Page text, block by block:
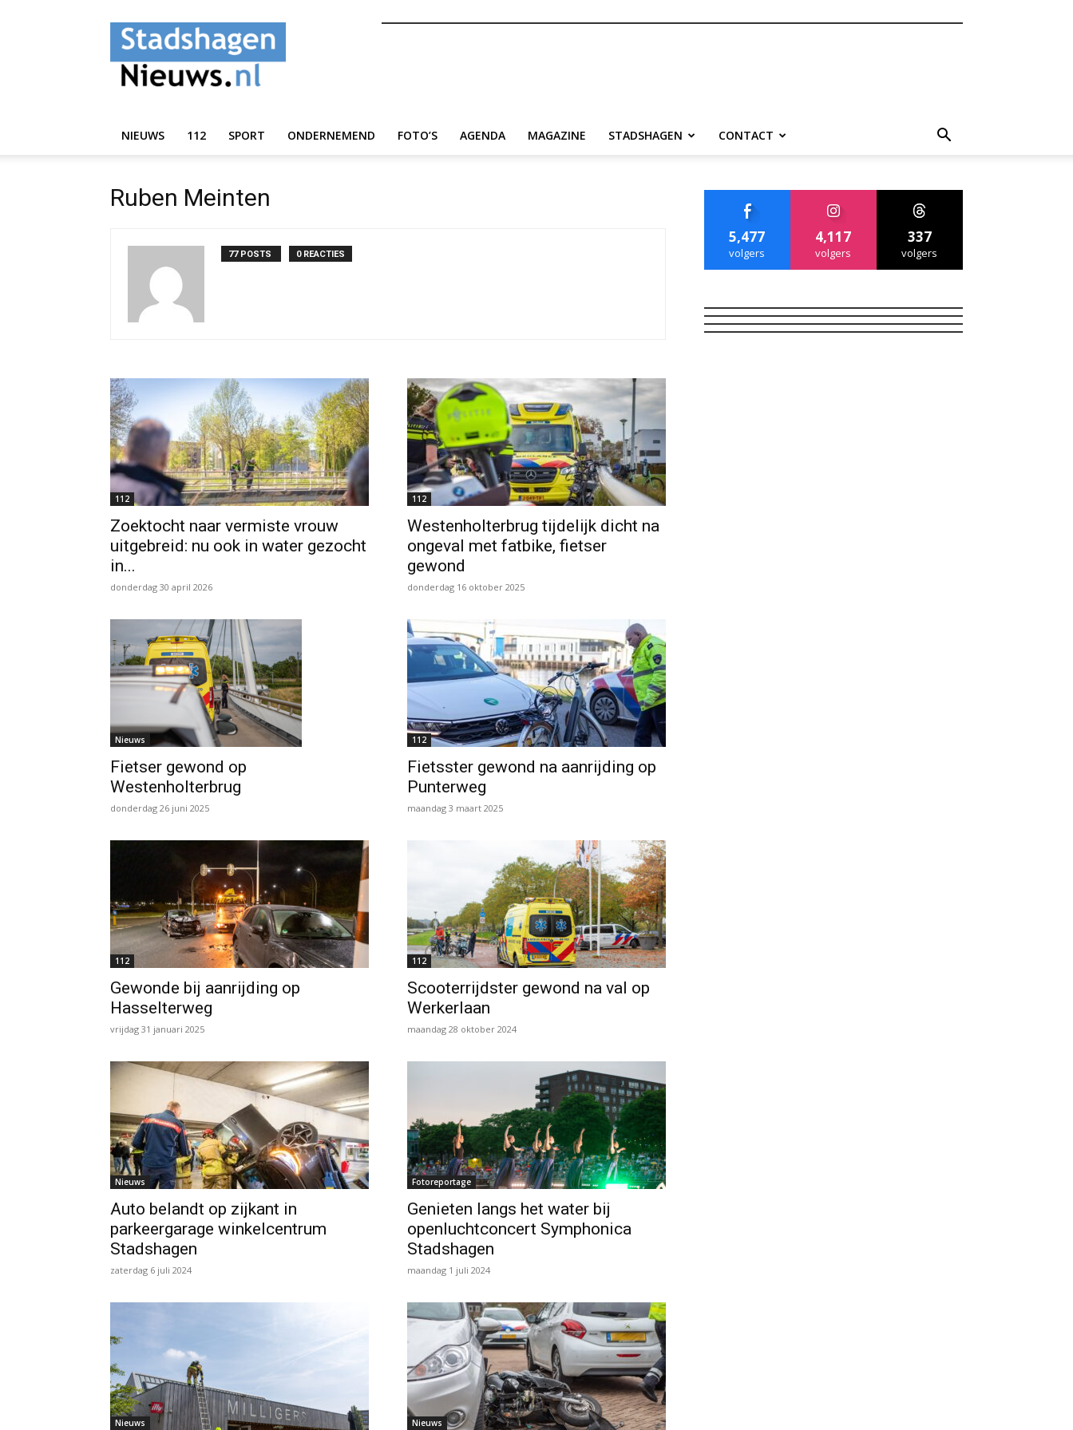
StadshagenNieuws.nl
NIEUWS 112 SPORT ONDERNEMEND FOTO’S AGENDA MAGAZINE STADSHAGEN CONTACT
Ruben Meinten
77 POSTS 0 REACTIES
112
Zoektocht naar vermiste vrouw
uitgebreid: nu ook in water gezocht
in...
donderdag 30 april 2026
112
Westenholterbrug tijdelijk dicht na
ongeval met fatbike, fietser
gewond
donderdag 16 oktober 2025
Nieuws
Fietser gewond op
Westenholterbrug
donderdag 26 juni 2025
112
Fietsster gewond na aanrijding op
Punterweg
maandag 3 maart 2025
112
Gewonde bij aanrijding op
Hasselterweg
vrijdag 31 januari 2025
112
Scooterrijdster gewond na val op
Werkerlaan
maandag 28 oktober 2024
Nieuws
Auto belandt op zijkant in
parkeergarage winkelcentrum
Stadshagen
zaterdag 6 juli 2024
Fotoreportage
Genieten langs het water bij
openluchtconcert Symphonica
Stadshagen
maandag 1 juli 2024
Nieuws Nieuws
5,477
volgers
4,117
volgers
337
volgers